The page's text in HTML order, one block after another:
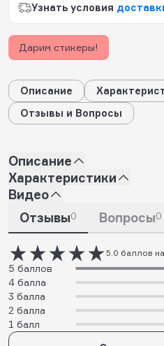
Узнать условия
Дарим стикеры!
Описание
Отзывы и Вопросы
Описание
Характеристики
Видео
Отзывы0 Вопросы0
5.0 баллов
5 баллов
4 балла
3 балла
2 балла
1 балл